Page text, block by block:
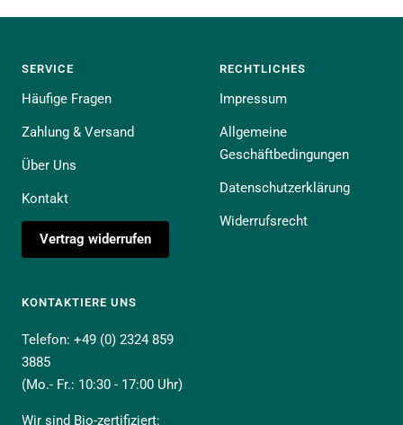
SERVICE
Häufige Fragen
Zahlung & Versand
Über Uns
Kontakt
Vertrag widerrufen
RECHTLICHES
Impressum
Allgemeine
Geschäftbedingungen
Datenschutzerklärung
Widerrufsrecht
KONTAKTIERE UNS
Telefon: +49 (0) 2324 859
3885
(Mo.- Fr.: 10:30 - 17:00 Uhr)
Wir sind Bio-zertifiziert: